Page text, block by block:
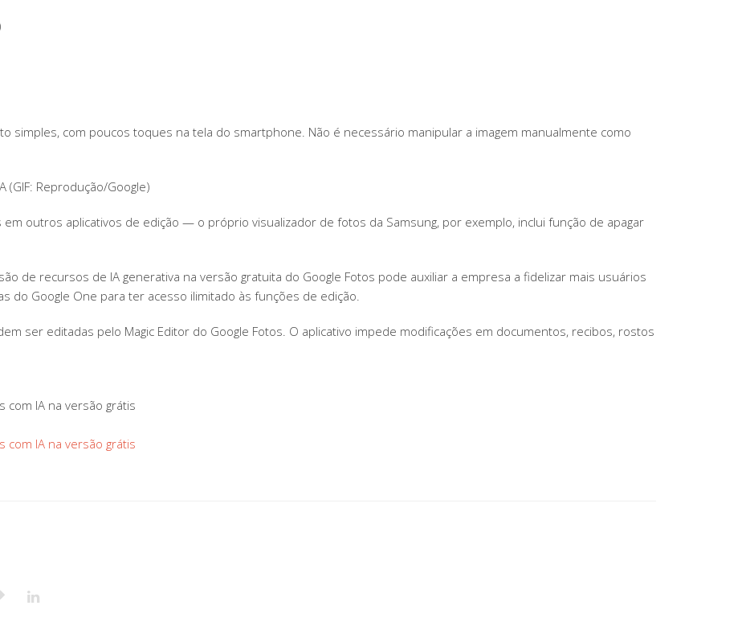
simples, com poucos toques na tela do smartphone. Não é necessário manipular a imagem manualmente como
Reprodução/Google)
outros aplicativos de edição — o próprio visualizador de fotos da Samsung, por exemplo, inclui função de apagar
de recursos de IA generativa na versão gratuita do Google Fotos pode auxiliar a empresa a fidelizar mais usuários
do Google One para ter acesso ilimitado às funções de edição.
ser editadas pelo Magic Editor do Google Fotos. O aplicativo impede modificações em documentos, recibos, rostos
com IA na versão grátis
com IA na versão grátis